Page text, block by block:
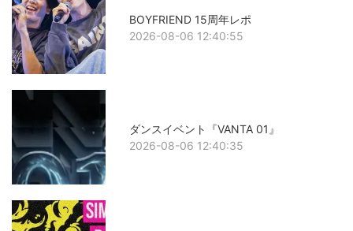
BOYFRIEND 15周年レポ
2026-08-06 12:40:55
ダンスイベント『VANTA 01』
2026-08-06 12:40:35